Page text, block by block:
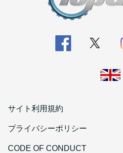
サイト利用規約
プライバシーポリシー
CODE OF CONDUCT